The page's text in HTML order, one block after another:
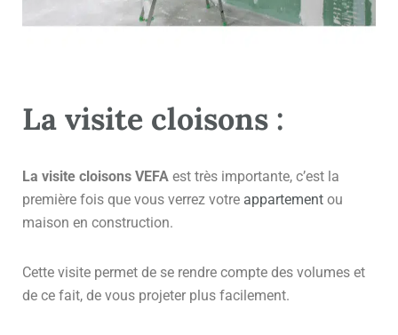
La visite cloisons :
La visite cloisons VEFA est très importante, c’est la
première fois que vous verrez votre appartement ou
maison en construction.
Cette visite permet de se rendre compte des volumes et
de ce fait, de vous projeter plus facilement.